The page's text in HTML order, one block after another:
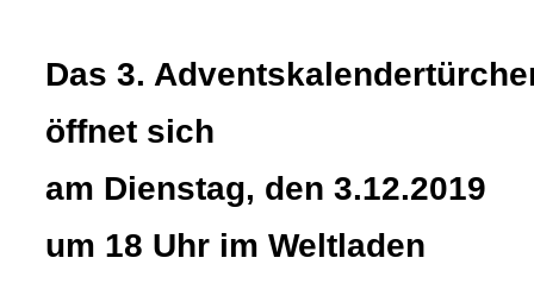
Das 3.
öffnet sich
am Dienstag, den 3.12.2019
um 18 Uhr im Weltladen